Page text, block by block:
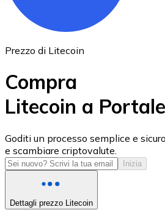
USD Coin
USDC
Prezzo di Litecoin
Compra
Litecoin a
Goditi un processo semplice e
e scambiare criptovalute.
Inizia
Dettagli prezzo Litecoin